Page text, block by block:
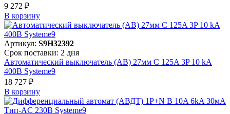
9 272 ₽
В корзинy
Артикул: S9H32392
Срок поставки: 2 дня
Автоматический выключатель (АВ) 27мм C 125A 3P 10 kA
400В Systeme9
18 727 ₽
В корзинy